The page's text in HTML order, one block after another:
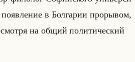
по­яв­ле­ние в Бол­га­рии про­ры­вом,
на общий по­ли­ти­че­ский